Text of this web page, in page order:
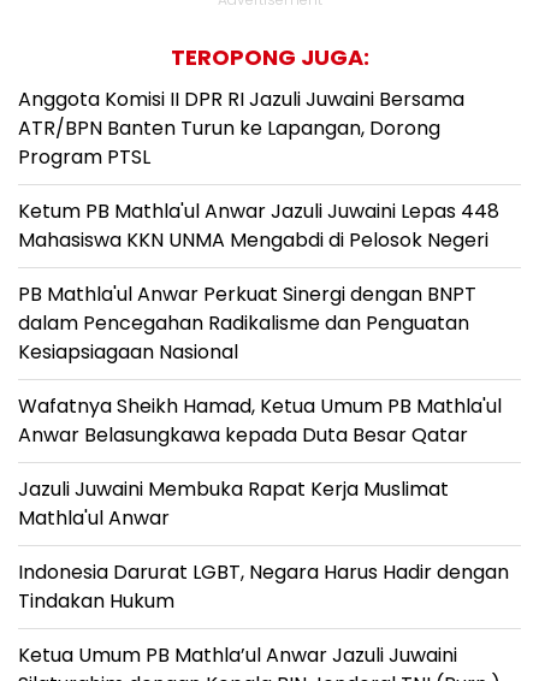
TEROPONG JUGA:
Anggota Komisi II DPR RI Jazuli Juwaini Bersama
ATR/BPN Banten Turun ke Lapangan, Dorong
Program PTSL
Ketum PB Mathla'ul Anwar Jazuli Juwaini Lepas 448
Mahasiswa KKN UNMA Mengabdi di Pelosok Negeri
PB Mathla'ul Anwar Perkuat Sinergi dengan BNPT
dalam Pencegahan Radikalisme dan Penguatan
Kesiapsiagaan Nasional
Wafatnya Sheikh Hamad, Ketua Umum PB Mathla'ul
Anwar Belasungkawa kepada Duta Besar Qatar
Jazuli Juwaini Membuka Rapat Kerja Muslimat
Mathla'ul Anwar
Indonesia Darurat LGBT, Negara Harus Hadir dengan
Tindakan Hukum
Ketua Umum PB Mathla’ul Anwar Jazuli Juwaini